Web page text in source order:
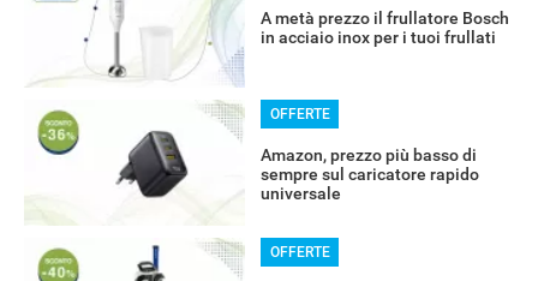
A metà prezzo il frullatore Bosch
in acciaio inox per i tuoi frullati
OFFERTE
Amazon, prezzo più basso di
sempre sul caricatore rapido
universale
OFFERTE